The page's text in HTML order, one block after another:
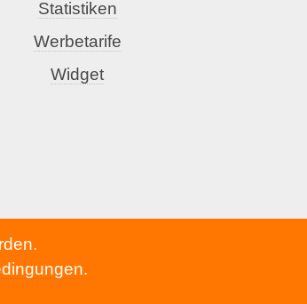
Statistiken
Werbetarife
Widget
.